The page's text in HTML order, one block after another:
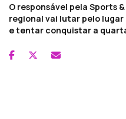
O responsável pela Sports
regional vai lutar pelo lugar
e tentar conquistar a